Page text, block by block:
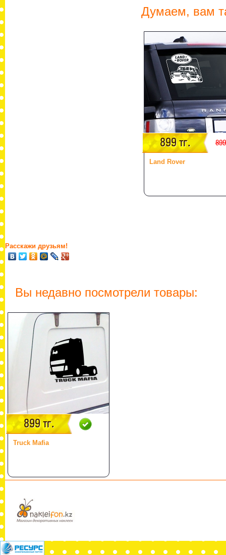
Думаем, вам
899 тг.
Land Rover
Расскажи друзьям!
Вы недавно посмотрели товары:
899 тг.
Truck Mafia